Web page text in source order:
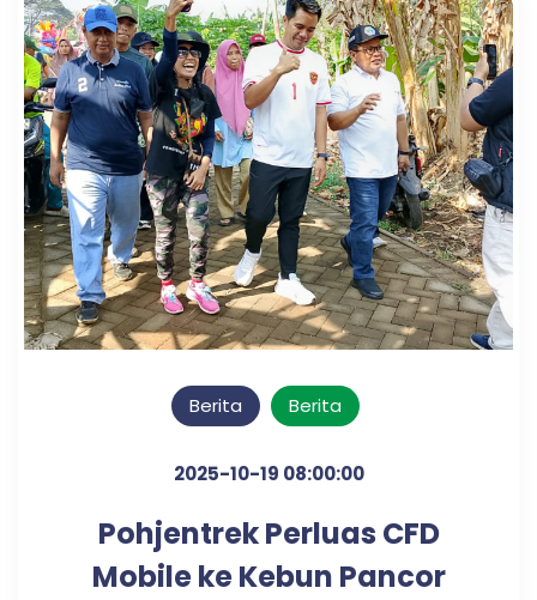
Berita Berita
2025-10-19 08:00:00
Pohjentrek Perluas CFD
Mobile ke Kebun Pancor